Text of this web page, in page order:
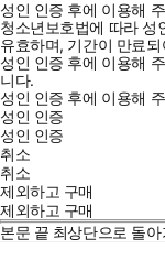
성인 인증 후에 이용해
청소년보호법에 따라 성
유효하며, 기간이 만료
성인 인증 후에 이용해
니다.
성인 인증 후에 이용해
성인 인증
성인 인증
취소
취소
제외하고 구매
제외하고 구매
본문 끝 최상단으로 돌아